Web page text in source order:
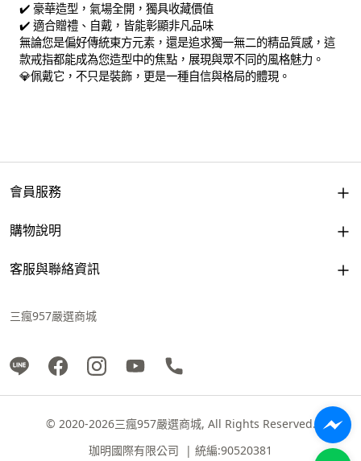
✔️ 豪華造型，氣場全開，獨具收藏價值
✔️ 適合贈禮、自戴，皆能彰顯非凡品味
無論您是偏好傳統東方元素，還是追求獨一無二的精品質感，這
款戒指都能成為您造型中的焦點，展現與眾不同的風格魅力。
💎佩戴它，不只是裝飾，更是一種自信與格局的體現。
會員服務
購物說明
客服與聯絡資訊
三瘋957嚴選商城
© 2020-2026三瘋957嚴選商城, All Rights Reserved.
珈明國際有限公司 | 統編:90520381